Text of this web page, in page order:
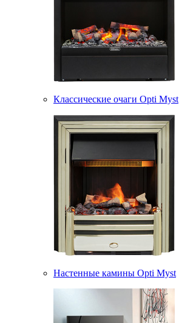
Классические очаги Opti Myst
Настенные камины Opti Myst